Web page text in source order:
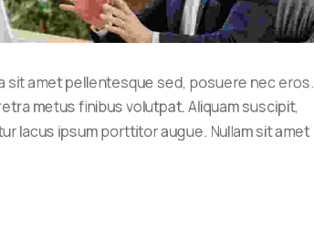
sit amet pellentesque sed, posuere nec eros.
metus finibus volutpat. Aliquam suscipit,
lacus ipsum porttitor augue. Nullam sit amet